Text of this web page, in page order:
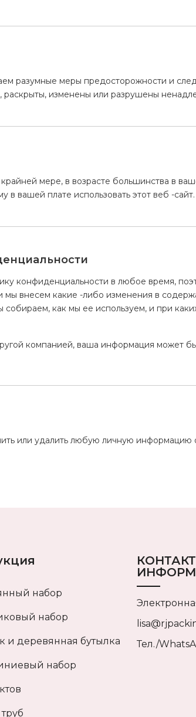
разумные меры предосторожности и
раскрыты, изменены или разрушены
крайней мере, в возрасте большинства в
вашей плате использовать этот веб -сайт.
конфиденциальности в любое время,
мы внесем какие -либо изменения в
как мы ее используем, и при
компанией, ваша информация может
или удалить любую личную
набор
набор
и деревянная бутылка
набор
Тел./